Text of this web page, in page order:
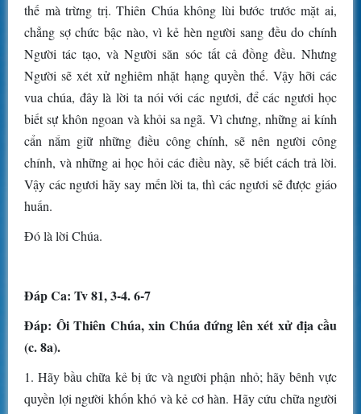
thế mà trừng trị. Thiên Chúa không lùi bước trước mặt ai,
chẳng sợ chức bậc nào, vì kẻ hèn người sang đều do chính
Người tác tạo, và Người săn sóc tất cả đồng đều. Nhưng
Người sẽ xét xử nghiêm nhặt hạng quyền thế. Vậy hỡi các
vua chúa, đây là lời ta nói với các ngươi, để các ngươi học
biết sự khôn ngoan và khỏi sa ngã. Vì chưng, những ai kính
cẩn nắm giữ những điều công chính, sẽ nên người công
chính, và những ai học hỏi các điều này, sẽ biết cách trả lời.
Vậy các ngươi hãy say mến lời ta, thì các ngươi sẽ được giáo
huấn.
Ðó là lời Chúa.
Ðáp Ca: Tv 81, 3-4. 6-7
Ðáp: Ôi Thiên Chúa, xin Chúa đứng lên xét xử địa cầu
(c. 8a).
1. Hãy bầu chữa kẻ bị ức và người phận nhỏ; hãy bênh vực
quyền lợi người khốn khó và kẻ cơ hàn. Hãy cứu chữa người